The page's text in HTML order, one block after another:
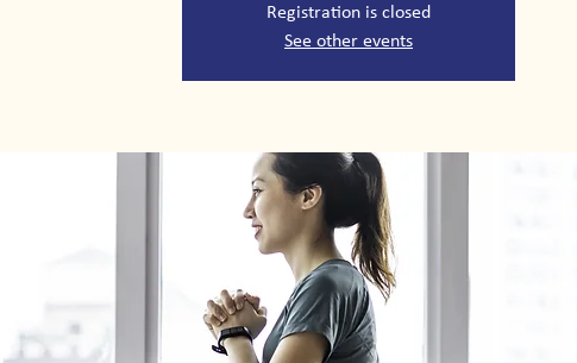
Registration is closed
See other events